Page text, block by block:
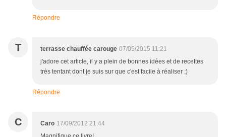
Répondre
T terrasse chauffée carouge 07/05/2015 11:21
j'adore cet article, il y a plein de bonnes idées et de recettes
très tentant dont je suis sur que c'est facile à réaliser ;)
Répondre
C Caro 17/09/2012 21:44